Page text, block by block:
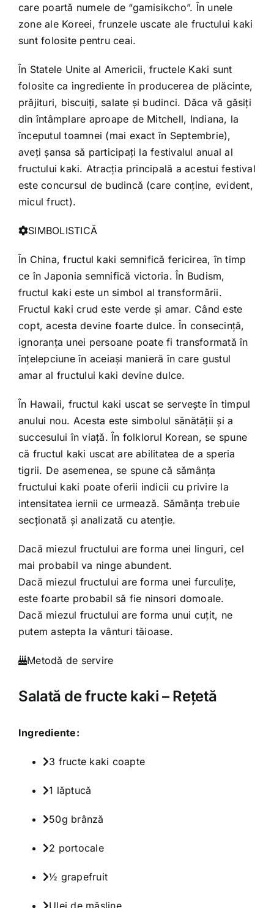
care poartă numele de “gamisikcho”. În unele
zone ale Koreei, frunzele uscate ale fructului kaki
sunt folosite pentru ceai.
În Statele Unite al Americii, fructele Kaki sunt
folosite ca ingrediente în producerea de plăcinte,
prăjituri, biscuiţi, salate şi budinci. Dăca vă găsiţi
din întâmplare aproape de Mitchell, Indiana, la
începutul toamnei (mai exact în Septembrie),
aveţi şansa să participaţi la festivalul anual al
fructului kaki. Atracţia principală a acestui festival
este concursul de budincă (care conţine, evident,
micul fruct).
SIMBOLISTICĂ
În China, fructul kaki semnifică fericirea, în timp
ce în Japonia semnifică victoria. În Budism,
fructul kaki este un simbol al transformării.
Fructul kaki crud este verde şi amar. Când este
copt, acesta devine foarte dulce. În consecinţă,
ignoranţa unei persoane poate fi transformată în
înţelepciune în aceiaşi manieră în care gustul
amar al fructului kaki devine dulce.
În Hawaii, fructul kaki uscat se serveşte în timpul
anului nou. Acesta este simbolul sănătăţii şi a
succesului în viaţă. În folklorul Korean, se spune
că fructul kaki uscat are abilitatea de a speria
tigrii. De asemenea, se spune că sămânţa
fructului kaki poate oferii indicii cu privire la
intensitatea iernii ce urmează. Sămânţa trebuie
secţionată şi analizată cu atenţie.
Dacă miezul fructului are forma unei linguri, cel
mai probabil va ninge abundent.
Dacă miezul fructului are forma unei furculiţe,
este foarte probabil să fie ninsori domoale.
Dacă miezul fructului are forma unui cuţit, ne
putem astepta la vânturi tăioase.
Metodă de servire
Salată de fructe kaki – Reţetă
Ingrediente:
3 fructe kaki coapte
1 lăptucă
50g brânză
2 portocale
½ grapefruit